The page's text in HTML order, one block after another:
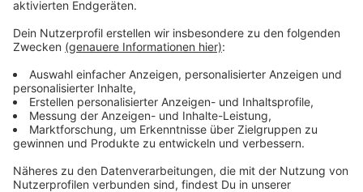
ANTENNE BAYERN Newsletter. Ob Nachrichten,
Lifestyle oder unsere neuesten Aktionen - wir
informieren dich.
Zum Newsletter anmelden